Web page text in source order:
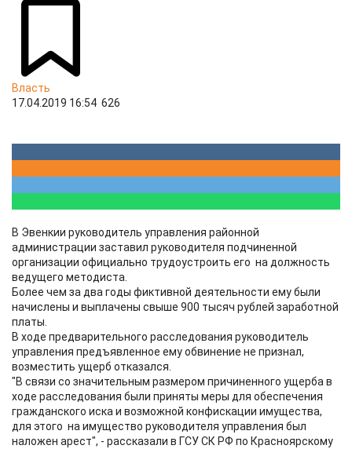
Власть
17.04.2019 16:54 626
В Эвенкии руководитель управления районной
администрации заставил руководителя подчиненной
организации официально трудоустроить его на должность
ведущего методиста.
Более чем за два годы фиктивной деятельности ему были
начислены и выплачены свыше 900 тысяч рублей заработной
платы.
В ходе предварительного расследования руководитель
управления предъявленное ему обвинение не признал,
возместить ущерб отказался.
"В связи со значительным размером причиненного ущерба в
ходе расследования были приняты меры для обеспечения
гражданского иска и возможной конфискации имущества,
для этого на имущество руководителя управления был
наложен арест", - рассказали в ГСУ СК РФ по Красноярскому